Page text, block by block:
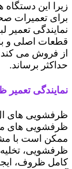
زیرا این دستگاه
برای تعمیرات
نمایندگی تعمیر
قطعات اصلی و
از فروش می کند
حداکثر برساند.
نمایندگی
ظرفشویی های
ظرفشویی های
ممکن است با
ظرفشویی،
کامل ظروف،